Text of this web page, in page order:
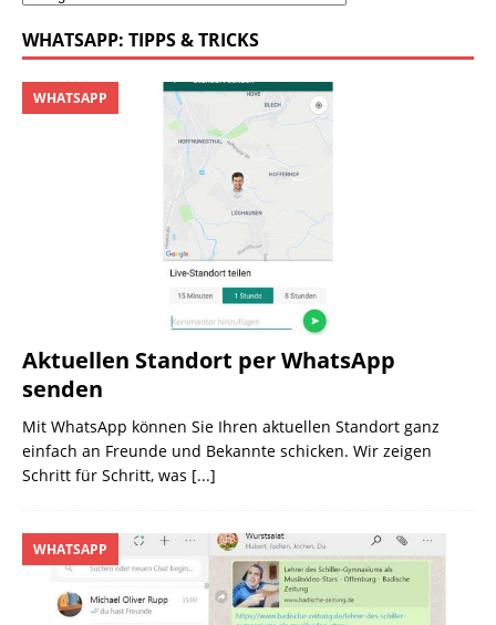
WHATSAPP: TIPPS & TRICKS
Aktuellen Standort per WhatsApp
senden
WHATSAPP
Mit WhatsApp können Sie Ihren aktuellen Standort ganz
einfach an Freunde und Bekannte schicken. Wir zeigen
Schritt für Schritt, was [...]
WHATSAPP